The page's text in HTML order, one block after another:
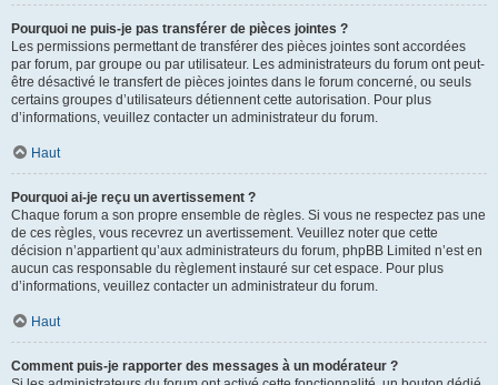
Pourquoi ne puis-je pas transférer de pièces jointes ?
Les permissions permettant de transférer des pièces jointes sont accordées
par forum, par groupe ou par utilisateur. Les administrateurs du forum ont peut-
être désactivé le transfert de pièces jointes dans le forum concerné, ou seuls
certains groupes d’utilisateurs détiennent cette autorisation. Pour plus
d’informations, veuillez contacter un administrateur du forum.
Haut
Pourquoi ai-je reçu un avertissement ?
Chaque forum a son propre ensemble de règles. Si vous ne respectez pas une
de ces règles, vous recevrez un avertissement. Veuillez noter que cette
décision n’appartient qu’aux administrateurs du forum, phpBB Limited n’est en
aucun cas responsable du règlement instauré sur cet espace. Pour plus
d’informations, veuillez contacter un administrateur du forum.
Haut
Comment puis-je rapporter des messages à un modérateur ?